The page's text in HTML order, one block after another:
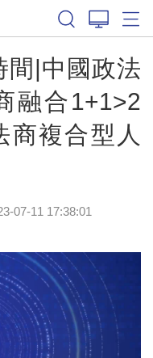
間|中國政法
融合1+1>2
商複合型人
07-11 17:38:01